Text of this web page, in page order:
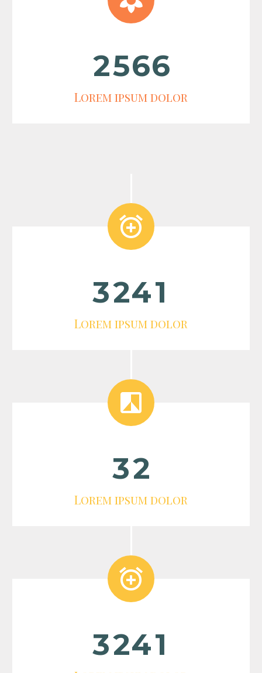
2566
Lorem ipsum dolor


3241
Lorem ipsum dolor


32
Lorem ipsum dolor


3241